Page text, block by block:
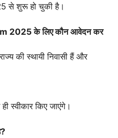
से शुरू हो चुकी है।
2025 के लिए कौन आवेदन कर
की स्थायी निवासी हैं और
स्वीकार किए जाएंगे।